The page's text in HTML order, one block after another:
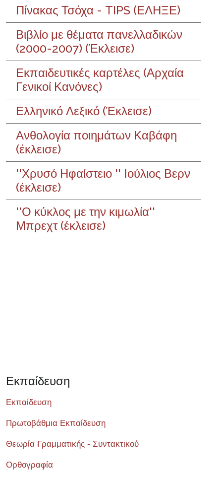
Πίνακας Τσόχα - TIPS (ΕΛΗΞΕ)
Βιβλίο με θέματα πανελλαδικών
(2000-2007) (Έκλεισε)
Εκπαιδευτικές καρτέλες (Αρχαία
Γενικοί Κανόνες)
Ελληνικό Λεξικό (Έκλεισε)
Aνθολογία ποιημάτων Καβάφη
(έκλεισε)
''Χρυσό Ηφαίστειο '' Ιούλιος Βερν
(έκλεισε)
''Ο κύκλος με την κιμωλία''
Μπρεχτ (έκλεισε)
Εκπαίδευση
Εκπαίδευση
Πρωτοβάθμια Εκπαίδευση
Θεωρία Γραμματικής - Συντακτικού
Ορθογραφία